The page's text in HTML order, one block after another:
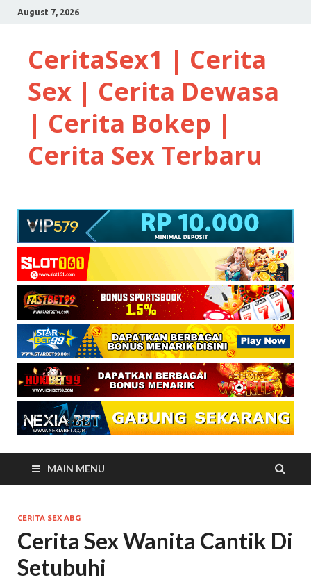
August 7, 2026
CeritaSex1 | Cerita
Sex | Cerita Dewasa
| Cerita Bokep |
Cerita Sex Terbaru
MAIN MENU
CERITA SEX ABG
Cerita Sex Wanita Cantik Di
Setubuhi